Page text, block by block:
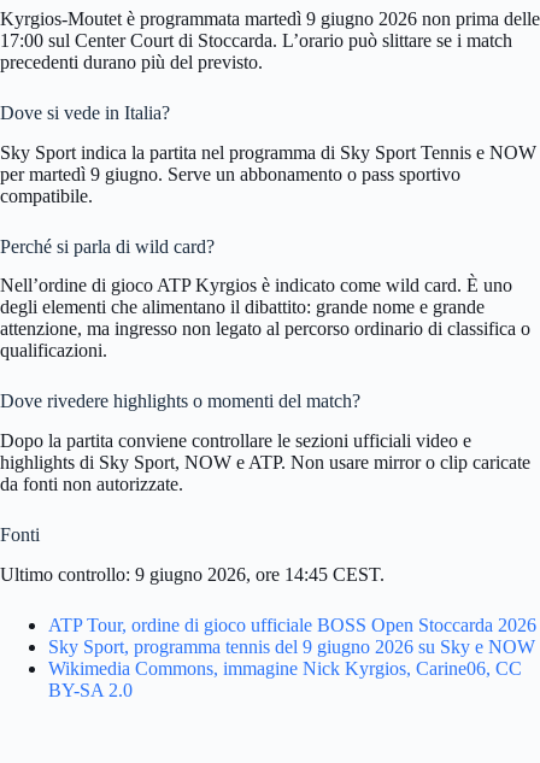
Kyrgios-Moutet è programmata martedì 9 giugno 2026 non prima delle
17:00 sul Center Court di Stoccarda. L’orario può slittare se i match
precedenti durano più del previsto.
Dove si vede in Italia?
Sky Sport indica la partita nel programma di Sky Sport Tennis e NOW
per martedì 9 giugno. Serve un abbonamento o pass sportivo
compatibile.
Perché si parla di wild card?
Nell’ordine di gioco ATP Kyrgios è indicato come wild card. È uno
degli elementi che alimentano il dibattito: grande nome e grande
attenzione, ma ingresso non legato al percorso ordinario di classifica o
qualificazioni.
Dove rivedere highlights o momenti del match?
Dopo la partita conviene controllare le sezioni ufficiali video e
highlights di Sky Sport, NOW e ATP. Non usare mirror o clip caricate
da fonti non autorizzate.
Fonti
Ultimo controllo: 9 giugno 2026, ore 14:45 CEST.
ATP Tour, ordine di gioco ufficiale BOSS Open Stoccarda 2026
Sky Sport, programma tennis del 9 giugno 2026 su Sky e NOW
Wikimedia Commons, immagine Nick Kyrgios, Carine06, CC
BY-SA 2.0